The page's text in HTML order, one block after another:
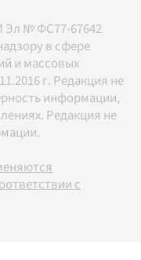
Эл № ФС77-67642
в сфере
и массовых
г. Редакция не
информации,
Редакция не
с